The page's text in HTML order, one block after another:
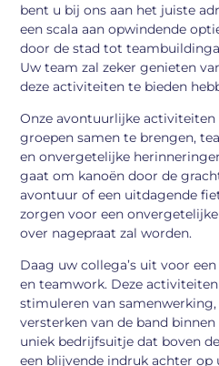
bent u bij ons aan het juiste
een scala aan opwindende
door de stad tot
Uw team zal zeker genieten
deze activiteiten te bieden
Onze avontuurlijke
groepen samen te brengen,
en onvergetelijke
gaat om kanoën door de
avontuur of een uitdagende
zorgen voor een
over nagepraat zal worden.
Daag uw collega’s uit voor
en teamwork. Deze
stimuleren van
versterken van de band
uniek bedrijfsuitje dat boven
een blijvende indruk achter op